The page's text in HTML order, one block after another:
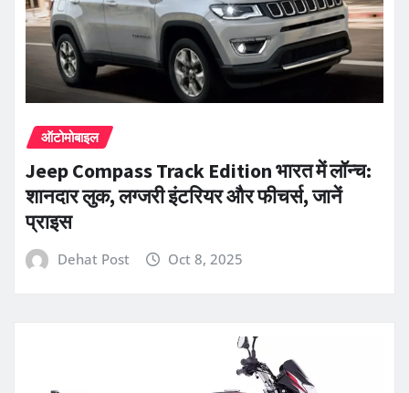
ऑटोमोबाइल
Jeep Compass Track Edition भारत में लॉन्च:
शानदार लुक, लग्जरी इंटरियर और फीचर्स, जानें
प्राइस
Dehat Post Oct 8, 2025